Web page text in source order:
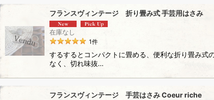
フランスヴィンテージ 折り畳み式 手芸用はさみ
在庫なし
1件
するするとコンパクトに畳める、便利な折り畳み式
なく、切れ味抜…
フランスヴィンテージ 手芸はさみ Coeur riche